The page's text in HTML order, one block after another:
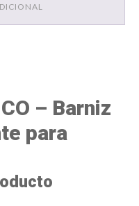
– Barniz
para